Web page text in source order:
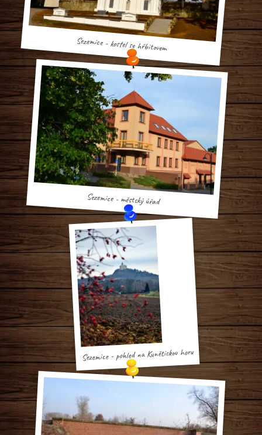
Sezemice - kostel se hřbitovem
Sezemice - městský úřad
Sezemice - pohled na Kunětickou horu